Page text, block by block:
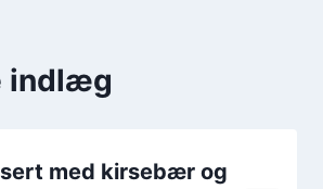
indlæg
med kirsebær og